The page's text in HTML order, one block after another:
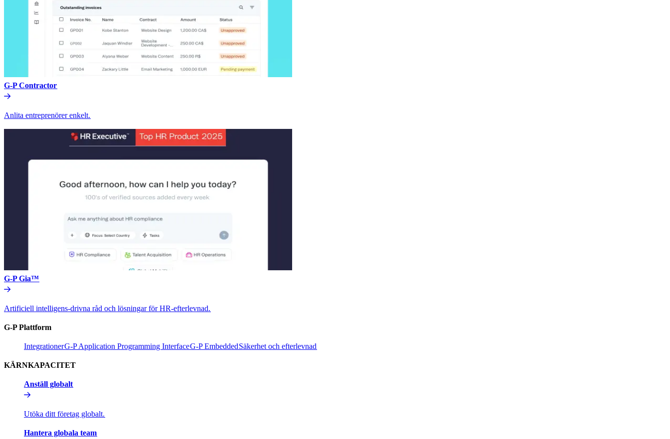
G-P Contractor​​
Anlita entreprenörer enkelt.​​
G-P Gia™​​
Artificiell intelligens-drivna råd och lösningar för HR-efterlevnad.​​
G-P Plattform​​
Integrationer​​G-P Application Programming Interface​​G-P Embedded​​Säkerhet och efterlevnad​​
KÄRNKAPACITET​​
Anställ globalt​​
Utöka ditt företag globalt.​​
Hantera globala team​​